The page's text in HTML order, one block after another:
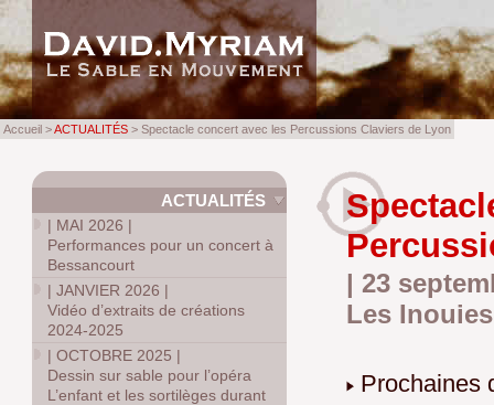
| 23
Les Inouies
Prochaines
ACTUALITÉS
| MAI 2026 |
Performances pour un concert à
Bessancourt
|JANVIER 2026 |
Vidéo d’extraits de créations
2024-2025
|OCTOBRE 2025 |
Dessin sur sable pour l’opéra
L’enfant et les sortilèges durant
Accueil >ACTUALITÉS > Spectacle concert avec les Percussions Claviers de Lyon